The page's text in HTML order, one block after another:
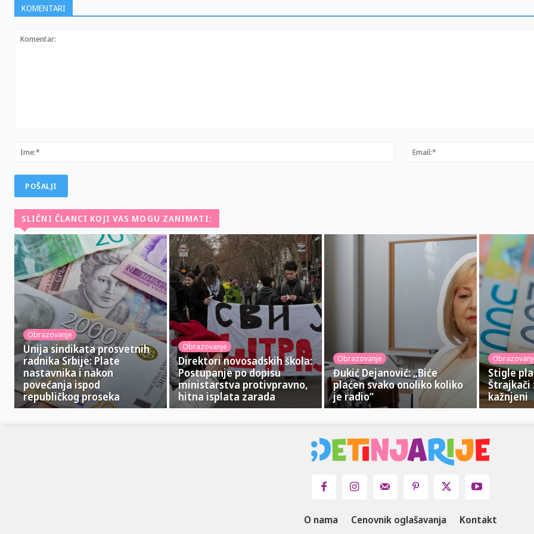
KOMENTARI
Ime:*
SLIČNI ČLANCI KOJI VAS MOGU ZANIMATI:
Obrazovanje
Unija sindikata prosvetnih
radnika Srbije: Plate
nastavnika i nakon
povećanja ispod
republičkog proseka
Obrazovanje
Direktori novosadskih škola:
Postupanje po dopisu
ministarstva protivpravno,
hitna isplata zarada
Obrazovanje
Đukić Dejanović: „Biće
plaćen svako onoliko koliko
je radio“
Stigle
Štrajkači
kažnjeni
O nama Cenovnik oglašavanja Kontakt